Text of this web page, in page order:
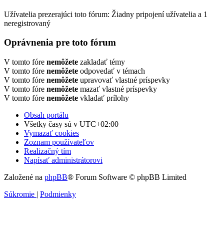
Užívatelia prezerajúci toto fórum: Žiadny pripojení užívatelia a 1
neregistrovaný
Oprávnenia pre toto fórum
V tomto fóre nemôžete zakladať témy
V tomto fóre nemôžete odpovedať v témach
V tomto fóre nemôžete upravovať vlastné príspevky
V tomto fóre nemôžete mazať vlastné príspevky
V tomto fóre nemôžete vkladať prílohy
Obsah portálu
Všetky časy sú v UTC+02:00
Vymazať cookies
Zoznam používateľov
Realizačný tím
Napísať administrátorovi
Založené na phpBB® Forum Software © phpBB Limited
Súkromie | Podmienky